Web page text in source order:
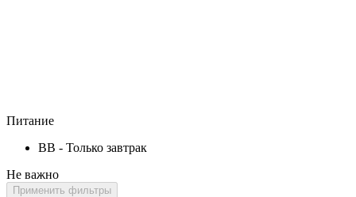
Питание
BB - Только завтрак
Не важно
Применить фильтры